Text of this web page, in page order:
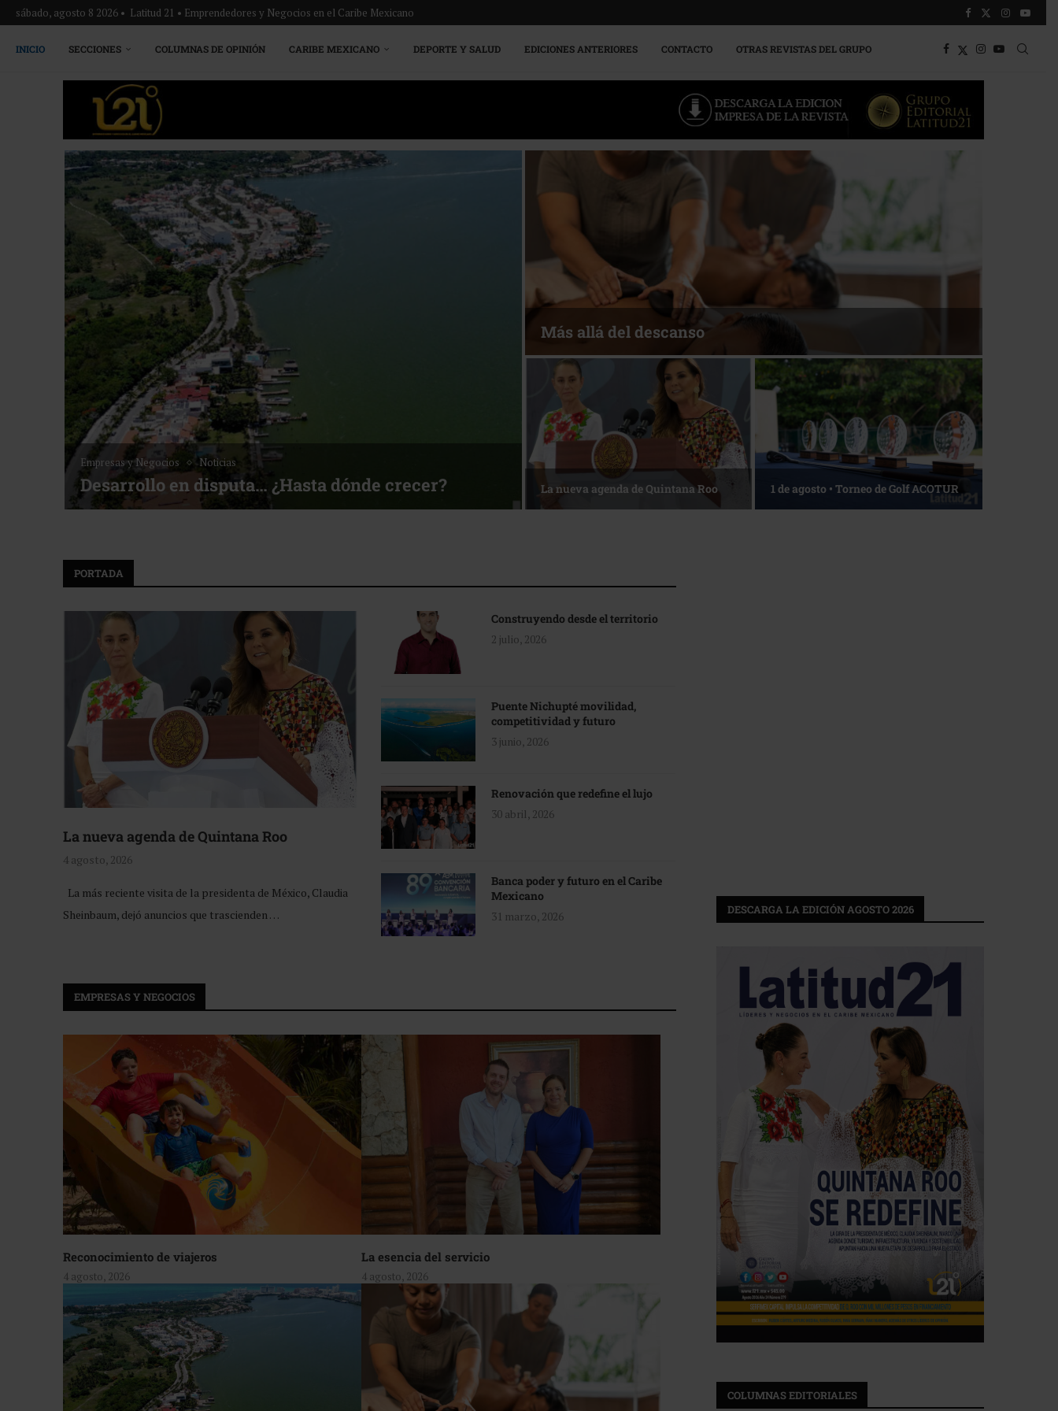
sábado, agosto 8 2026 • Latitud 21 • Emprendedores y Negocios en el Caribe Mexicano
INICIO SECCIONES COLUMNAS DE OPINIÓN CARIBE MEXICANO DEPORTE Y SALUD EDICIONES ANTERIORES CONTACTO OTRAS REVISTAS DEL GRUPO
Noticias
Bottega, un viaje servido a la mesa
Energía que Impulsa la competitividad
Reconocimiento de viajeros La esencia del servicio
PORTADA
La nueva agenda de Quintana Roo
4 agosto, 2026
La más reciente visita de la presidenta de México, Claudia
Sheinbaum, dejó anuncios que trascienden …
Construyendo desde el territorio
2 julio, 2026
Puente Nichupté movilidad,
competitividad y futuro
3 junio, 2026
Renovación que redefine el lujo
30 abril, 2026
Banca poder y futuro en el Caribe
Mexicano
31 marzo, 2026
EMPRESAS Y NEGOCIOS
Reconocimiento de viajeros
4 agosto, 2026
La esencia del servicio
4 agosto, 2026
DESCARGA LA EDICIÓN AGOSTO 2026
COLUMNAS EDITORIALES